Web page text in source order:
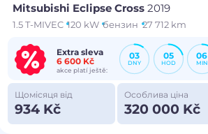
Mitsubishi Eclipse Cross 2019
1.5 T-MIVEC 120 kW бензин 27 712 km
Extra sleva
6 600 Kč
akce platí ještě:
03
DNY
05
HOD
06
MIN
Щомісяця від
934 Kč
Особлива ціна
320 000 Kč